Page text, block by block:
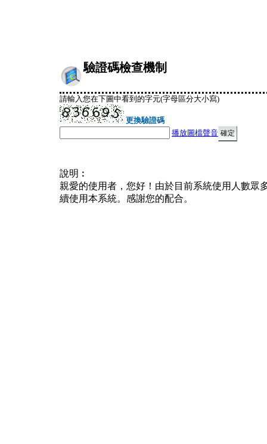
驗證碼檢查機制
請輸入您在下圖中看到的字元(字母區分大小寫)
更換驗證碼
播放圖檔聲音
說明︰
親愛的使用者，您好！由於目前系統使用人數眾
續使用本系統。感謝您的配合。